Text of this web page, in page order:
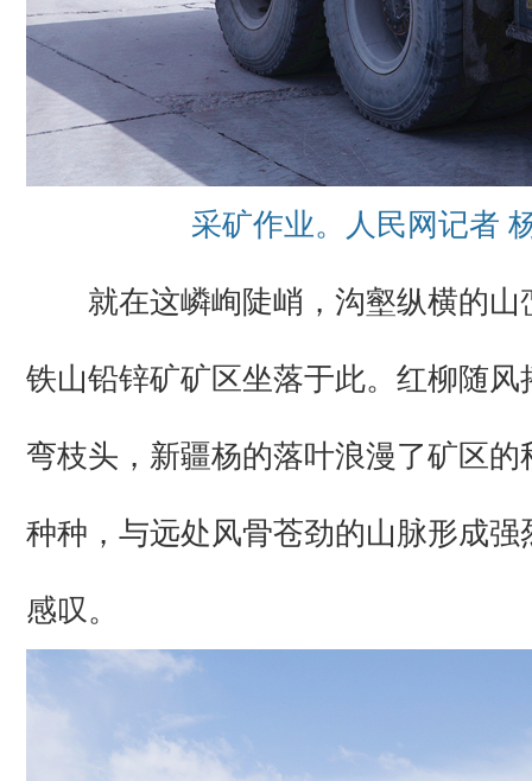
采矿作业。人民网记者
就在这嶙峋陡峭，沟壑纵横的山
铁山铅锌矿矿区坐落于此。红柳随风
弯枝头，新疆杨的落叶浪漫了矿区的
种种，与远处风骨苍劲的山脉形成强
感叹。